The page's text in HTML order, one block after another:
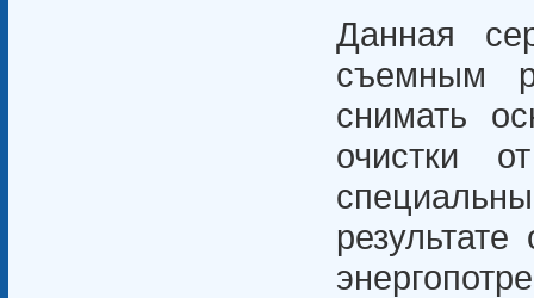
Данная
съемным
снимать
очистки